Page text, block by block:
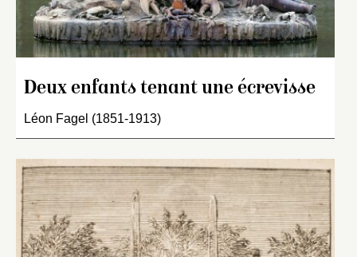
Deux enfants tenant une écrevisse
Léon Fagel (1851-1913)